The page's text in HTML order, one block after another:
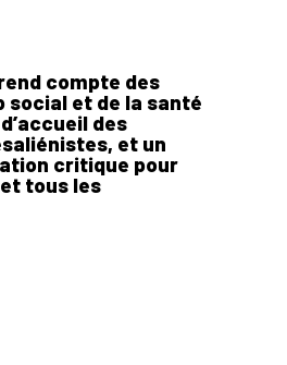
compte des
social et de la santé
des
et un
critique pour
tous les